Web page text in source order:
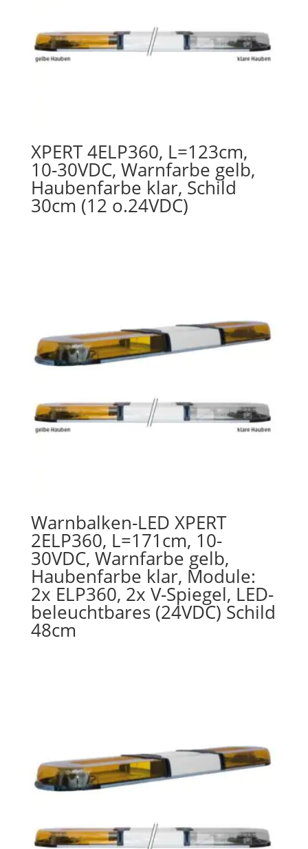
XPERT 4ELP360, L=123cm,
10-30VDC, Warnfarbe gelb,
Haubenfarbe klar, Schild
30cm (12 o.24VDC)
Warnbalken-LED XPERT
2ELP360, L=171cm, 10-
30VDC, Warnfarbe gelb,
Haubenfarbe klar, Module:
2x ELP360, 2x V-Spiegel, LED-
beleuchtbares (24VDC) Schild
48cm